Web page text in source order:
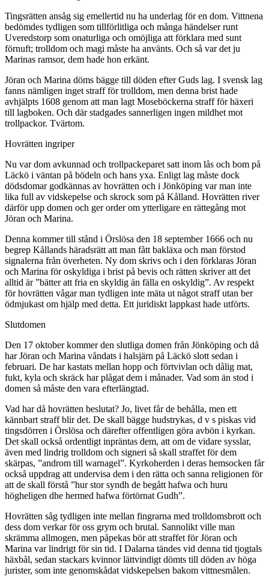
Tingsrätten ansåg sig emellertid nu ha underlag för en dom. Vittnena
bedömdes tydligen som tillförlitliga och många händelser runt
Uveredstorp som onaturliga och omöjliga att förklara med sunt
förnuft; trolldom och magi måste ha använts. Och så var det ju
Marinas ramsor, dem hade hon erkänt.
Jöran och Marina döms bägge till döden efter Guds lag. I svensk lag
fanns nämligen inget straff för trolldom, men denna brist hade
avhjälpts 1608 genom att man lagt Moseböckerna straff för häxeri
till lagboken. Och där stadgades sannerligen ingen mildhet mot
trollpackor. Tvärtom.
Hovrätten ingriper
Nu var dom avkunnad och trollpackeparet satt inom lås och bom på
Läckö i väntan på bödeln och hans yxa. Enligt lag måste dock
dödsdomar godkännas av hovrätten och i Jönköping var man inte
lika full av vidskepelse och skrock som på Kålland. Hovrätten river
därför upp domen och ger order om ytterligare en rättegång mot
Jöran och Marina.
Denna kommer till stånd i Örslösa den 18 september 1666 och nu
begrep Kållands häradsrätt att man fått bakläxa och man förstod
signalerna från överheten. Ny dom skrivs och i den förklaras Jöran
och Marina för oskyldiga i brist på bevis och rätten skriver att det
alltid är ”bätter att fria en skyldig än fälla en oskyldig”. Av respekt
för hovrätten vågar man tydligen inte mäta ut något straff utan ber
ödmjukast om hjälp med detta. Ett juridiskt lappkast hade utförts.
Slutdomen
Den 17 oktober kommer den slutliga domen från Jönköping och då
har Jöran och Marina våndats i halsjärn på Läckö slott sedan i
februari. De har kastats mellan hopp och förtvivlan och dålig mat,
fukt, kyla och skräck har plågat dem i månader. Vad som än stod i
domen så måste den vara efterlängtad.
Vad har då hovrätten beslutat? Jo, livet får de behålla, men ett
kännbart straff blir det. De skall bägge hudstrykas, d v s piskas vid
tingsdörren i Örslösa och därefter offentligen göra avbön i kyrkan.
Det skall också ordentligt inpräntas dem, att om de vidare sysslar,
även med lindrig trolldom och signeri så skall straffet för dem
skärpas, ”androm till warnagel”. Kyrkoherden i deras hemsocken får
också uppdrag att undervisa dem i den rätta och sanna religionen för
att de skall förstå ”hur stor syndh de begått hafwa och huru
högheligen dhe hermed hafwa förtörnat Gudh”.
Hovrätten såg tydligen inte mellan fingrarna med trolldomsbrott och
dess dom verkar för oss grym och brutal. Sannolikt ville man
skrämma allmogen, men påpekas bör att straffet för Jöran och
Marina var lindrigt för sin tid. I Dalarna tändes vid denna tid tjogtals
häxbål, sedan stackars kvinnor lättvindigt dömts till döden av höga
jurister, som inte genomskådat vidskepelsen bakom vittnesmålen.